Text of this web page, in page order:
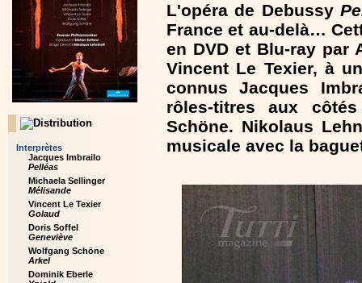
Interprètes
Jacques Imbrailo
Pelléas
Michaela Sellinger
Mélisande
Vincent Le Texier
Golaud
Doris Soffel
Geneviève
Wolfgang Schöne
Arkel
Dominik Eberle
L'opéra de Debussy
France et au-delà…
en DVD et Blu-ray par
Vincent Le Texier, à
connus Jacques
rôles-titres aux
Schöne. Nikolaus
musicale avec la